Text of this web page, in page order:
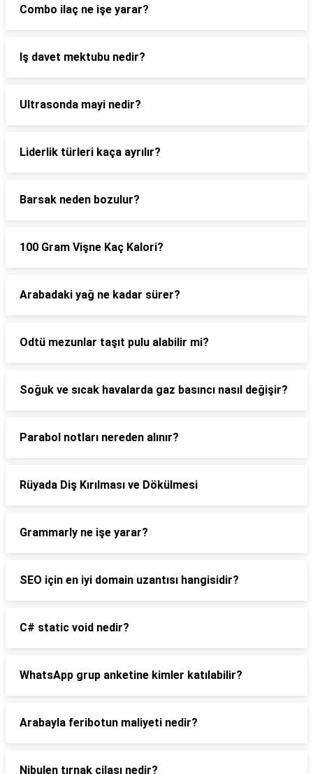
Combo ilaç ne işe yarar?
Iş davet mektubu nedir?
Ultrasonda mayi nedir?
Liderlik türleri kaça ayrılır?
Barsak neden bozulur?
100 Gram Vişne Kaç Kalori?
Arabadaki yağ ne kadar sürer?
Odtü mezunlar taşıt pulu alabilir mi?
Soğuk ve sıcak havalarda gaz basıncı nasıl değişir?
Parabol notları nereden alınır?
Rüyada Diş Kırılması ve Dökülmesi
Grammarly ne işe yarar?
SEO için en iyi domain uzantısı hangisidir?
C# static void nedir?
WhatsApp grup anketine kimler katılabilir?
Arabayla feribotun maliyeti nedir?
Nibulen tırnak cilası nedir?